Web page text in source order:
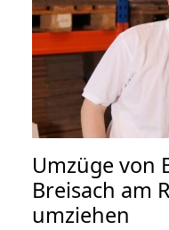
Umzüge von
Breisach am
umziehen